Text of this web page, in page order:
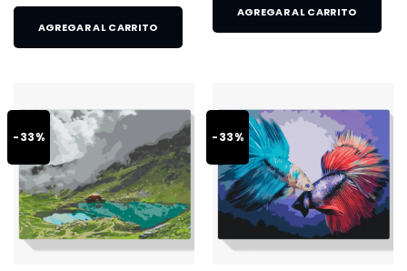
AGREGAR AL CARRITO
AGREGAR AL CARRITO
-33% -33%